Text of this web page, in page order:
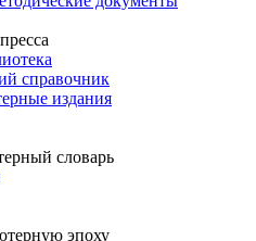
справочник
издания
словарь
эпоху